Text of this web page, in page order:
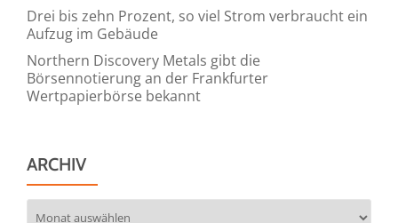
Drei bis zehn Prozent, so viel Strom verbraucht ein
Aufzug im Gebäude
Northern Discovery Metals gibt die
Börsennotierung an der Frankfurter
Wertpapierbörse bekannt
ARCHIV